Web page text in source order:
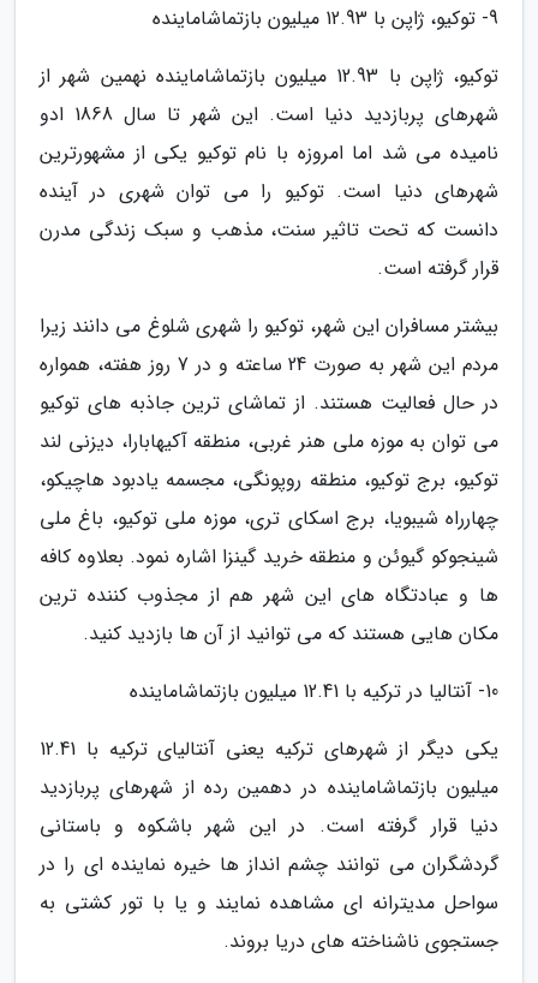
9- توکیو، ژاپن با 12.93 میلیون بازتماشاماینده
توکیو، ژاپن با 12.93 میلیون بازتماشاماینده نهمین شهر از
شهرهای پربازدید دنیا است. این شهر تا سال 1868 ادو
نامیده می شد اما امروزه با نام توکیو یکی از مشهورترین
شهرهای دنیا است. توکیو را می توان شهری در آینده
دانست که تحت تاثیر سنت، مذهب و سبک زندگی مدرن
قرار گرفته است.
بیشتر مسافران این شهر، توکیو را شهری شلوغ می دانند زیرا
مردم این شهر به صورت 24 ساعته و در 7 روز هفته، همواره
در حال فعالیت هستند. از تماشای ترین جاذبه های توکیو
می توان به موزه ملی هنر غربی، منطقه آکیهابارا، دیزنی لند
توکیو، برج توکیو، منطقه روپونگی، مجسمه یادبود هاچیکو،
چهارراه شیبویا، برج اسکای تری، موزه ملی توکیو، باغ ملی
شینجوکو گیوئن و منطقه خرید گینزا اشاره نمود. بعلاوه کافه
ها و عبادتگاه های این شهر هم از مجذوب کننده ترین
مکان هایی هستند که می توانید از آن ها بازدید کنید.
10- آنتالیا در ترکیه با 12.41 میلیون بازتماشاماینده
یکی دیگر از شهرهای ترکیه یعنی آنتالیای ترکیه با 12.41
میلیون بازتماشاماینده در دهمین رده از شهرهای پربازدید
دنیا قرار گرفته است. در این شهر باشکوه و باستانی
گردشگران می توانند چشم انداز ها خیره نماینده ای را در
سواحل مدیترانه ای مشاهده نمایند و یا با تور کشتی به
جستجوی ناشناخته های دریا بروند.